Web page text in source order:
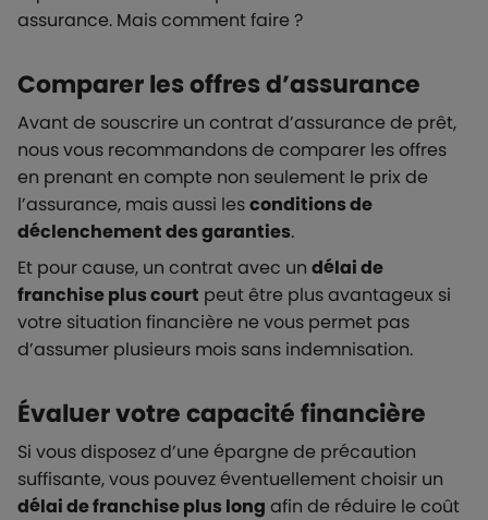
assurance. Mais comment faire ?
Comparer les offres d’assurance
Avant de souscrire un contrat d’assurance de prêt,
nous vous recommandons de comparer les offres
en prenant en compte non seulement le prix de
l’assurance, mais aussi lesconditions de
déclenchement des garanties.
Et pour cause, un contrat avec un délai de
franchise plus court peut être plus avantageux si
votre situation financière ne vous permet pas
d’assumer plusieurs mois sans indemnisation.
Évaluer votre capacité financière
Si vous disposez d’une épargne de précaution
suffisante, vous pouvez éventuellement choisir un
délai de franchise plus long afin de réduire le coût